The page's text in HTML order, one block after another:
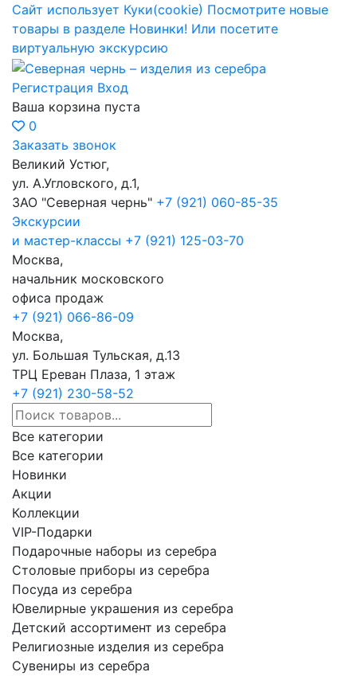
Сайт использует Куки(cookie) Посмотрите новые
товары в разделе Новинки! Или посетите
виртуальную экскурсию
Великий Устюг,
ул. А.Угловского, д.1,
ЗАО "Северная чернь" +7 (921) 060-85-35
Экскурсии
и мастер-классы +7 (921) 125-03-70
Москва,
начальник московского
офиса продаж
+7 (921) 066-86-09
Москва,
ул. Большая Тульская, д.13
ТРЦ Ереван Плаза, 1 этаж
+7 (921) 230-58-52
Все категории
Все категории
Новинки
Акции
Коллекции
VIP-Подарки
Подарочные наборы из серебра
Столовые приборы из серебра
Посуда из серебра
Ювелирные украшения из серебра
Детский ассортимент из серебра
Религиозные изделия из серебра
Сувениры из серебра
Регистрация Вход
Ваша корзина пуста
0
Заказать звонок